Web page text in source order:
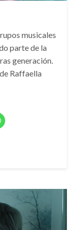
musicales
parte de la
generación.
Raffaella